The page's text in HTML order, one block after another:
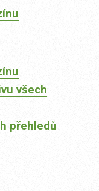
všech
přehledů